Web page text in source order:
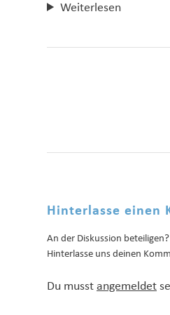
Weiterlesen
Hinterlasse einen
An der Diskussion beteiligen?
Hinterlasse uns deinen
Du musst angemeldet